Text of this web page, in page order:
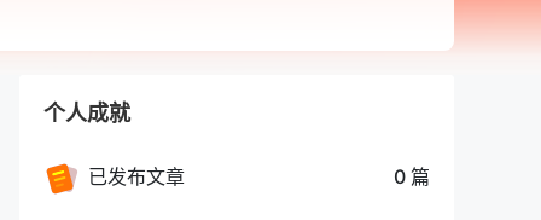
个人成就
已发布文章 0 篇